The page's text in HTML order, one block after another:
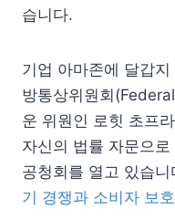
습니다.
기업 아마존에 달갑
방통상위원회
운 위원인 로힛 초프
자신의 법률 자문으
공청회를 열고 있습
기 경쟁과 소비자 보호